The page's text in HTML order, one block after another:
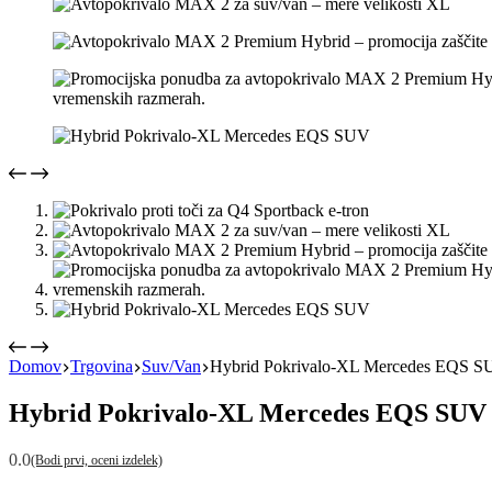
Domov Trgovina Suv/Van Hybrid Pokrivalo-XL Mercedes EQS
Hybrid Pokrivalo-XL Mercedes EQS SUV
0.0(Bodi prvi, oceni izdelek)